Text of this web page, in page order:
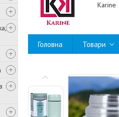
Karine
Головна Товари